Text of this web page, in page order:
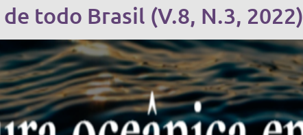
todo Brasil (V.8, N.3, 2022)